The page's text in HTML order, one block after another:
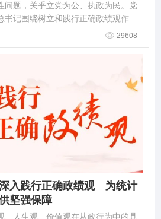
问题，关乎立党为公、执政为民。党
记围绕树立和践行正确政绩观作出
“政绩为谁而树、树什么样的政绩、
29608
入践行正确政绩观 为统计
坚强保障
、人生观、价值观在从政行为中的具